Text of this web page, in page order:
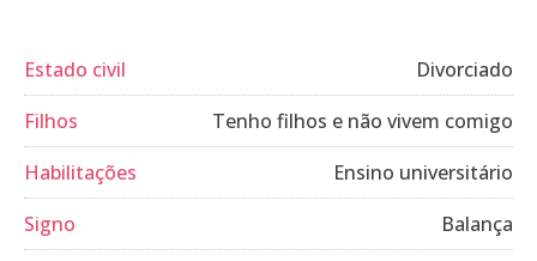
Estado civil
Divorciado
Filhos
Tenho filhos e não vivem comigo
Habilitações
Ensino universitário
Signo
Balança